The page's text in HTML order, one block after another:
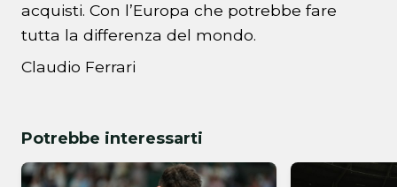
acquisti. Con l’Europa che potrebbe fare
tutta la differenza del mondo.
Claudio Ferrari
Potrebbe interessarti